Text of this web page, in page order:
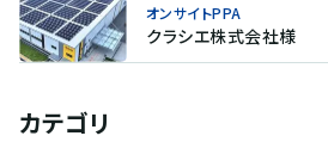
オンサイトPPA
クラシエ株式会社様
カテゴリ